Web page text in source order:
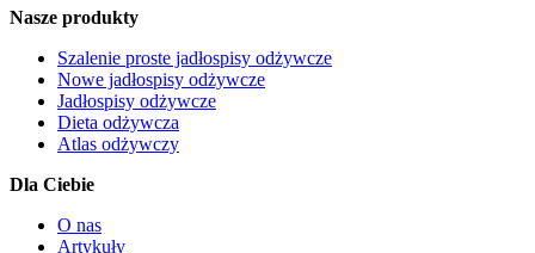
Nasze produkty
Szalenie proste jadłospisy odżywcze
Nowe jadłospisy odżywcze
Jadłospisy odżywcze
Dieta odżywcza
Atlas odżywczy
Dla Ciebie
O nas
Artykuły